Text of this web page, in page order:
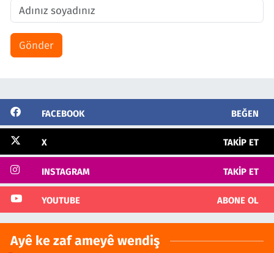
Gönder
FACEBOOK BEĞEN
X TAKIP ET
INSTAGRAM TAKIP ET
YOUTUBE ABONE OL
Ayê ke zaf ameyê wendiş